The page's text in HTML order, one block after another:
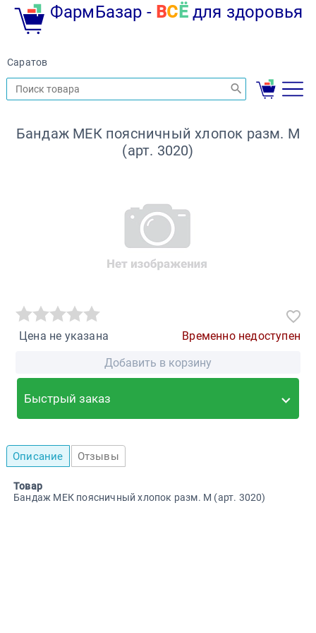
ФармБазар - ВС Ёдля здоровья
Саратов
Бандаж МЕК поясничный хлопок разм. М
(арт. 3020)
Цена не указана
Временно недоступен
Добавить в корзину
Быстрый заказ
Описание Отзывы
Товар
Бандаж МЕК поясничный хлопок разм. М (арт. 3020)